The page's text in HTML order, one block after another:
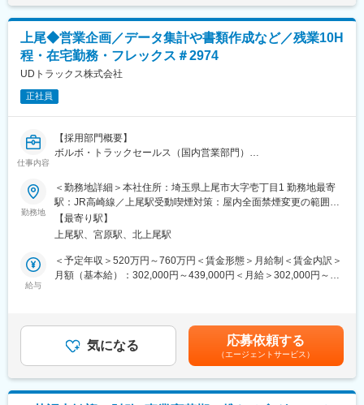
める付帯業務の付与を命じる場合があります。
・インボイスをはじめとする輸出入に必要な書類準備および手続
き。
・安全保障貿易管理など、頻繁に改定される最新の物流・輸出入
関連法規への対応（Hondaグループ内の横の繋がりや関連各所か
ら最新情報をキャッチアップ・適用します）。
◇海外発送業務の仕組みづくり（標準化・業務改革）
・現在、属人化している業務プロセスを視覚化/標準化し、将来の
効率化に向けた布石づくりを行います。
・早く供給する事だけに主眼を置かず、現地での通関事情や輸送
期）を最大化するプロセスを構築します。
■ポジションの魅力
本ポジションの最大の魅力は、世界最高峰の二輪レース（MotoGP
流の最前線からダイレクトに支えられる点にあります。レースや
テストの現場では、発送直前になって「ホイールを追加したい」
ていくプロセスは、まさにレース成功の鍵を握る重要な役割であ
り、他では味わえない大きなやりがいと責任を実感していただけ
ます。
変更の範囲：専門性や適性、会社ニーズなどを踏まえ、会社が定
上尾◆営業企画／データ集計や書類作成など／残業10H
程・在宅勤務・フレックス＃2974
UDトラックス株式会社
正社員
仕事内容
【採用部門概要】
ボルボ・トラックセールス（国内営業部門）
入・認証・需給管理から販売戦略の立案、支援までを一貫して担
っています。
スウェーデン本社や国内関係部門と連携しながら、日本市場向け
製品の導入・供給を推進するとともに、販売目標の策定や市場分
析を通じて事業成長を支えています。
UDトラックスは日本におけるボルボ・トラックの輸入代理店とし
【職務内容】
本ポジションは、ボルボ・トラック事業における販売管理・セー
て販売状況を可視化し、営業活動の円滑な推進を支援します。
勤務地
＜勤務地詳細＞本社住所：埼玉県上尾市大字壱丁目1 勤務地最寄
駅：JR高崎線／上尾駅受動喫煙対策：屋内全面禁煙変更の範囲：
会社の定める事業所（リモートワーク含む）
【最寄り駅】
上尾駅、宮原駅、北上尾駅
給与
＜予定年収＞520万円～760万円＜賃金形態＞月給制＜賃金内訳＞
月額（基本給）：302,000円～439,000円＜月給＞302,000円～
月給(月額)は固定手当を含めた表記です。
気になる 応募依頼する
（エージェントサービス）